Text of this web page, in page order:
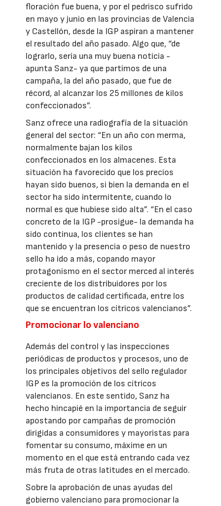
floración fue buena, y por el pedrisco sufrido
en mayo y junio en las provincias de Valencia
y Castellón, desde la IGP aspiran a mantener
el resultado del año pasado. Algo que, “de
lograrlo, sería una muy buena noticia -
apunta Sanz- ya que partimos de una
campaña, la del año pasado, que fue de
récord, al alcanzar los 25 millones de kilos
confeccionados”.
Sanz ofrece una radiografía de la situación
general del sector: “En un año con merma,
normalmente bajan los kilos
confeccionados en los almacenes. Esta
situación ha favorecido que los precios
hayan sido buenos, si bien la demanda en el
sector ha sido intermitente, cuando lo
normal es que hubiese sido alta”. “En el caso
concreto de la IGP -prosigue- la demanda ha
sido continua, los clientes se han
mantenido y la presencia o peso de nuestro
sello ha ido a más, copando mayor
protagonismo en el sector merced al interés
creciente de los distribuidores por los
productos de calidad certificada, entre los
que se encuentran los cítricos valencianos”.
Promocionar lo valenciano
Además del control y las inspecciones
periódicas de productos y procesos, uno de
los principales objetivos del sello regulador
IGP es la promoción de los cítricos
valencianos. En este sentido, Sanz ha
hecho hincapié en la importancia de seguir
apostando por campañas de promoción
dirigidas a consumidores y mayoristas para
fomentar su consumo, máxime en un
momento en el que está entrando cada vez
más fruta de otras latitudes en el mercado.
Sobre la aprobación de unas ayudas del
gobierno valenciano para promocionar la